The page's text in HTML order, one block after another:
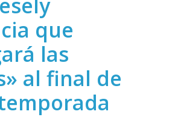
que
las
al final de